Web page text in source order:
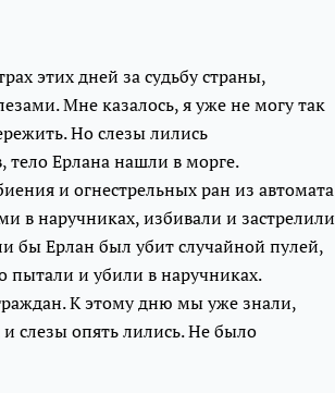
этих дней за судьбу страны,
Мне казалось, я уже не могу так
Но слезы лились
тело Ерлана нашли в морге.
и огнестрельных ран из автомата
в наручниках, избивали и застрелили
бы Ерлан был убит случайной пулей,
пытали и убили в наручниках.
К этому дню мы уже знали,
слезы опять лились. Не было